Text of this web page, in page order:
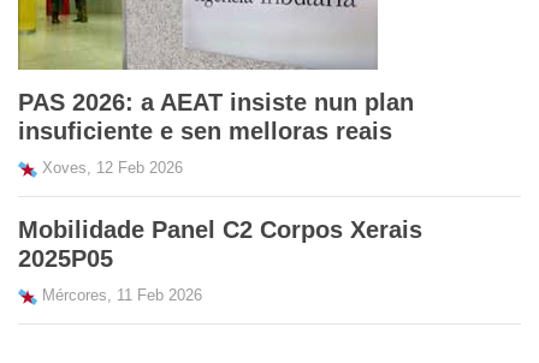
PAS 2026: a AEAT insiste nun plan
insuficiente e sen melloras reais
Xoves, 12 Feb 2026
Mobilidade Panel C2 Corpos Xerais
2025P05
Mércores, 11 Feb 2026